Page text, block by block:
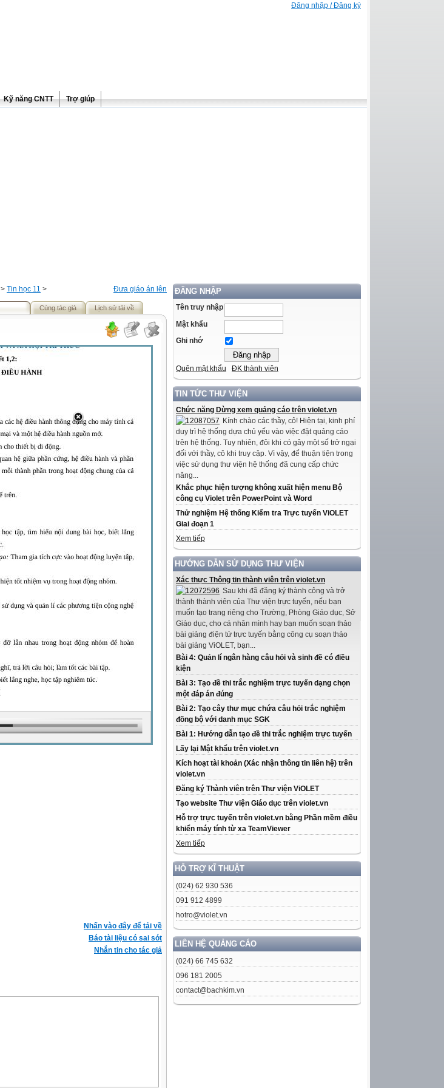
Đăng nhập / Đăng ký
Kỹ năng CNTT Trợ giúp
ĐĂNG NHẬP
Tên truy nhập
Mật khẩu
Ghi nhớ
Quên mật khẩu ĐK thành viên
TIN TỨC THƯ VIỆN
Chức năng Dừng xem quảng cáo trên violet.vn
Kính chào các thầy, cô! Hiện tại, kinh phí
duy trì hệ thống dựa chủ yếu vào việc đặt quảng cáo
trên hệ thống. Tuy nhiên, đôi khi có gây một số trở ngại
đối với thầy, cô khi truy cập. Vì vậy, để thuận tiện trong
việc sử dụng thư viện hệ thống đã cung cấp chức
năng...
Khắc phục hiện tượng không xuất hiện menu Bộ
công cụ Violet trên PowerPoint và Word
Thử nghiệm Hệ thống Kiểm tra Trực tuyến ViOLET
Giai đoạn 1
Xem tiếp
HƯỚNG DẪN SỬ DỤNG THƯ VIỆN
Xác thực Thông tin thành viên trên violet.vn
Sau khi đã đăng ký thành công và trở
thành thành viên của Thư viện trực tuyến, nếu bạn
muốn tạo trang riêng cho Trường, Phòng Giáo dục, Sở
Giáo dục, cho cá nhân mình hay bạn muốn soạn thảo
bài giảng điện tử trực tuyến bằng công cụ soạn thảo
bài giảng ViOLET, bạn...
Bài 4: Quản lí ngân hàng câu hỏi và sinh đề có điều
kiện
Bài 3: Tạo đề thi trắc nghiệm trực tuyến dạng chọn
một đáp án đúng
Bài 2: Tạo cây thư mục chứa câu hỏi trắc nghiệm
đồng bộ với danh mục SGK
Bài 1: Hướng dẫn tạo đề thi trắc nghiệm trực tuyến
Lấy lại Mật khẩu trên violet.vn
Kích hoạt tài khoản (Xác nhận thông tin liên hệ) trên
violet.vn
Đăng ký Thành viên trên Thư viện ViOLET
Tạo website Thư viện Giáo dục trên violet.vn
Hỗ trợ trực tuyến trên violet.vn bằng Phần mềm điều
khiển máy tính từ xa TeamViewer
Xem tiếp
HỖ TRỢ KĨ THUẬT
(024) 62 930 536
091 912 4899
hotro@violet.vn
LIÊN HỆ QUẢNG CÁO
(024) 66 745 632
096 181 2005
contact@bachkim.vn
Đưa giáo án lên
> Tin học 11 >
Cùng tác giả Lịch sử tải về
Nhấn vào đây để tải về
Báo tài liệu có sai sót
Nhắn tin cho tác giả